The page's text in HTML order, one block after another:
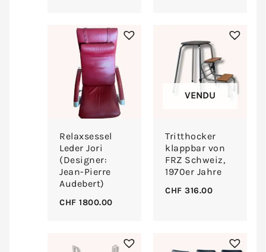
Relaxsessel
Leder Jori
(Designer:
Jean-Pierre
Audebert)
CHF 1800.00
VENDU
Tritthocker
klappbar von
FRZ Schweiz,
1970er Jahre
CHF 316.00